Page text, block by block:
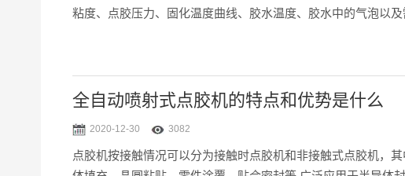
粘度、点胶压力、固化温度曲线、胶水温度、胶水中的气泡以
全自动喷射式点胶机的特点和优势是什么
2020-12-30 3082
点胶机按接触情况可以分为接触时点胶机和非接触式点胶机，